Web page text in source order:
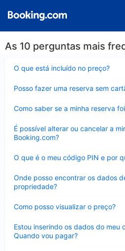
As 10 perguntas mais
O que está incluído no preço?
Posso fazer uma reserva sem
Como saber se a minha reserva
É possível alterar ou cancelar a
Booking.com?
Contraído
O que é o meu código PIN e por
Onde posso encontrar os dados
propriedade?
Como posso visualizar o preço?
Estou inserindo os dados do meu
Quando vou pagar?